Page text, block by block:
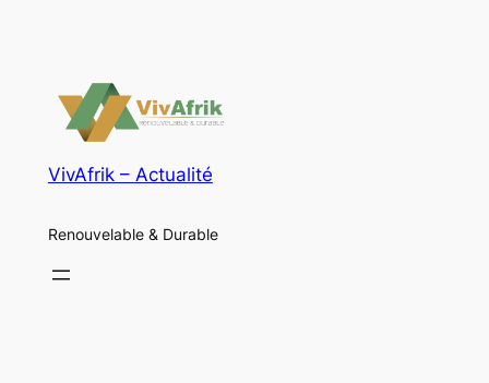
VivAfrik – Actualité
Renouvelable & Durable